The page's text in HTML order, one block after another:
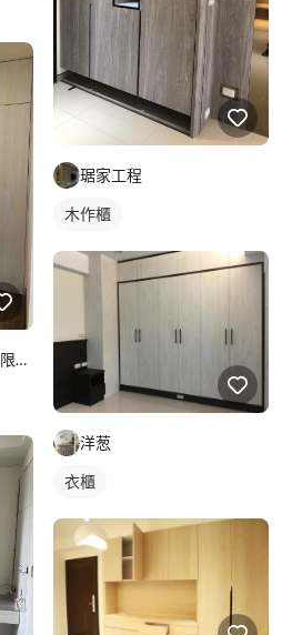
瓦諾司系統傢俱企業有限公司
琚家工程
木作櫃
洋葱
衣櫃